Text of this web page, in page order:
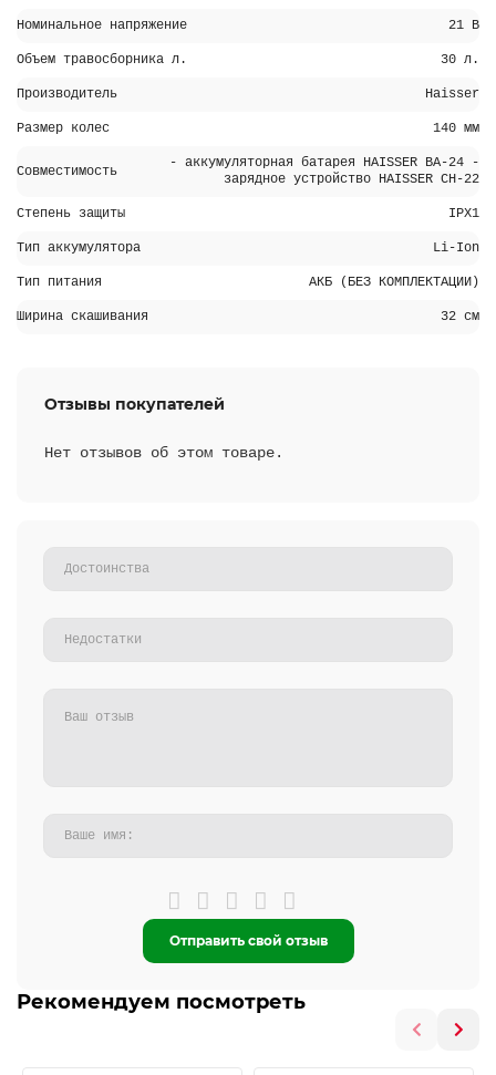
Номинальное напряжение 21 В
Объем травосборника л. 30 л.
Производитель Haisser
Размер колес 140 мм
Совместимость
- аккумуляторная батарея HAISSER BA-24 -
зарядное устройство HAISSER CH-22
Степень защиты IPX1
Тип аккумулятора Li-Ion
Тип питания АКБ (БЕЗ КОМПЛЕКТАЦИИ)
Ширина скашивания 32 см
Отзывы покупателей
Нет отзывов об этом товаре.
Отправить свой отзыв
Рекомендуем посмотреть